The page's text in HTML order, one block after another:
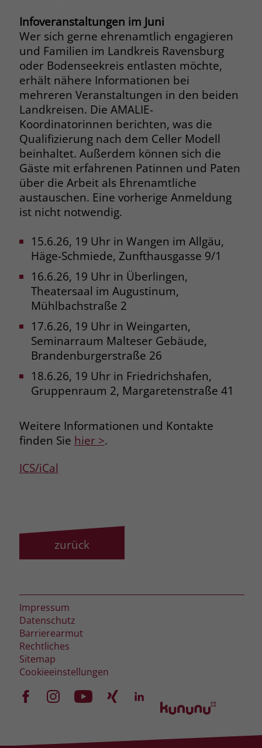
Infoveranstaltungen im Juni
Wer sich gerne ehrenamtlich engagieren
und Familien im Landkreis Ravensburg
oder Bodenseekreis entlasten möchte,
erhält nähere Informationen bei
mehreren Veranstaltungen in den beiden
Landkreisen. Die AMALIE-
Koordinatorinnen berichten, was die
Qualifizierung nach dem Celler Modell
beinhaltet. Außerdem können sich die
Gäste mit erfahrenen Patinnen und Paten
über die Arbeit als Ehrenamtliche
austauschen. Eine vorherige Anmeldung
ist nicht notwendig.
15.6.26, 19 Uhr in Wangen im Allgäu,
Häge-Schmiede, Zunfthausgasse 9/1
16.6.26, 19 Uhr in Überlingen,
Theatersaal im Augustinum,
Mühlbachstraße 2
17.6.26, 19 Uhr in Weingarten,
Seminarraum Malteser Gebäude,
Brandenburgerstraße 26
18.6.26, 19 Uhr in Friedrichshafen,
Gruppenraum 2, Margaretenstraße 41
Weitere Informationen und Kontakte
finden Sie hier >.
ICS/iCal
zurück
Impressum
Datenschutz
Barrierearmut
Rechtliches
Sitemap
Cookieeinstellungen
Name _gcl_dc
Anbieter Google Ads
Laufzeit 90 Tage
Zweck
Dieses Cookie wird gesetzt, wenn ein
User über einen Klick auf eine Google
Werbeanzeige auf die Website gelangt.
Es enthält Informationen darüber,
welche Werbeanzeige geklickt wurde,
sodass erzielte Erfolge wie z.B.
Bestellungen oder Kontaktanfragen der
Anzeige zugewiesen werden können.
Name _fbp
Anbieter Facebook
Laufzeit 3 Monate
Zweck
Der Zweck von _fbp ist vollständig auf
die Werbe- und Analysebemühungen
von Facebook zurückzuführen. Dieses
Cookie ist ein Erstanbieter-Cookie, d. h.
Facebook platziert es, während ein
Verbraucher auf Facebook ist. Dieses
Cookie verfolgt die Besuche eines
und meldet dieses Verhalten an
Facebook. Facebook kann dann die
nur platziert, um Daten an das
Unternehmen zurückzusenden.